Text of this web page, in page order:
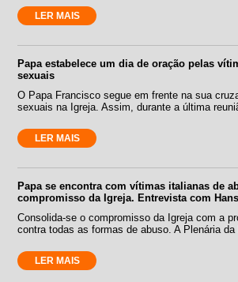
LER MAIS
Papa estabelece um dia de oração pelas
sexuais
O Papa Francisco segue em frente na sua
sexuais na Igreja. Assim, durante a última
LER MAIS
Papa se encontra com vítimas italianas de
compromisso da Igreja. Entrevista com
Consolida-se o compromisso da Igreja com a
contra todas as formas de abuso. A Plenária
LER MAIS